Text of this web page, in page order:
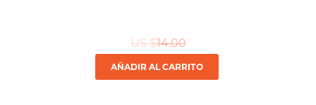
US $14.00
AÑADIR AL CARRITO